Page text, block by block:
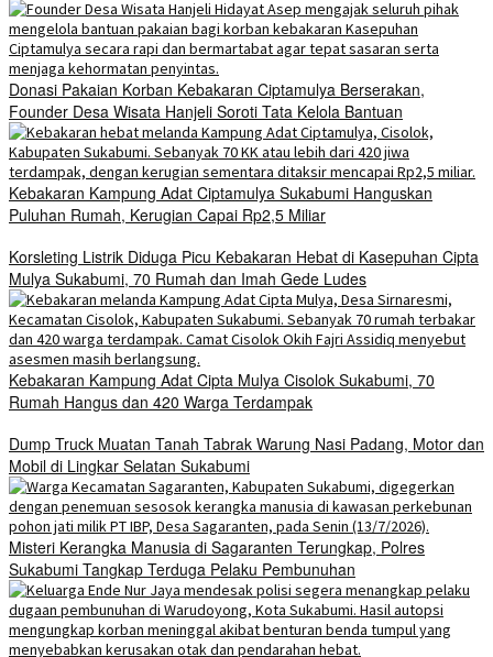
Donasi Pakaian Korban Kebakaran Ciptamulya Berserakan,
Founder Desa Wisata Hanjeli Soroti Tata Kelola Bantuan
Kebakaran Kampung Adat Ciptamulya Sukabumi Hanguskan
Puluhan Rumah, Kerugian Capai Rp2,5 Miliar
Korsleting Listrik Diduga Picu Kebakaran Hebat di Kasepuhan Cipta
Mulya Sukabumi, 70 Rumah dan Imah Gede Ludes
Kebakaran Kampung Adat Cipta Mulya Cisolok Sukabumi, 70
Rumah Hangus dan 420 Warga Terdampak
Dump Truck Muatan Tanah Tabrak Warung Nasi Padang, Motor dan
Mobil di Lingkar Selatan Sukabumi
Misteri Kerangka Manusia di Sagaranten Terungkap, Polres
Sukabumi Tangkap Terduga Pelaku Pembunuhan